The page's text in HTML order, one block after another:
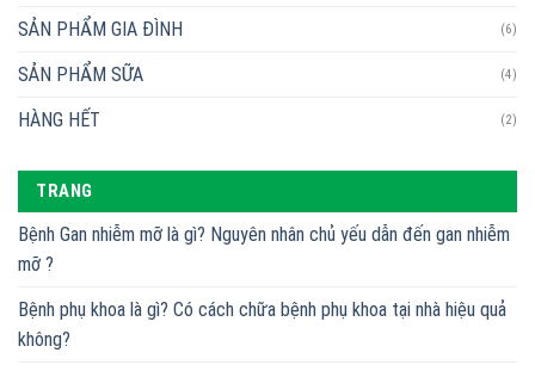
SẢN PHẨM GIA ĐÌNH (6)
SẢN PHẨM SỮA (4)
HÀNG HẾT (2)
TRANG
Bệnh Gan nhiễm mỡ là gì? Nguyên nhân chủ yếu dẫn đến gan nhiễm
mỡ ?
Bệnh phụ khoa là gì? Có cách chữa bệnh phụ khoa tại nhà hiệu quả
không?